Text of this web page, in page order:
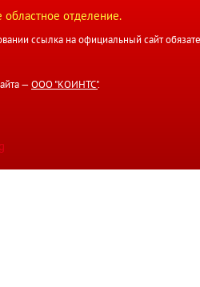
отделение.
ссылка на официальный сайт
— ООО "КОИНТС".